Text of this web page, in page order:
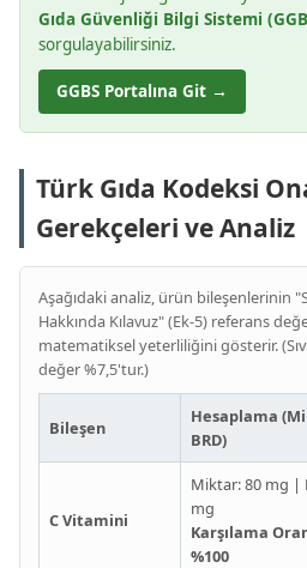
Gıda Güvenliği Bilgi Sistemi
sorgulayabilirsiniz.
GGBS Portalına Git →
Türk Gıda Kodeksi
Gerekçeleri ve Analiz
Aşağıdaki analiz, ürün bileşenlerinin
Hakkında Kılavuz" (Ek-5) referans
matematiksel yeterliliğini gösterir.
değer %7,5'tur.)
Bileşen
Hesaplama
BRD)
C Vitamini
Miktar: 80 mg |
mg
Karşılama
%100